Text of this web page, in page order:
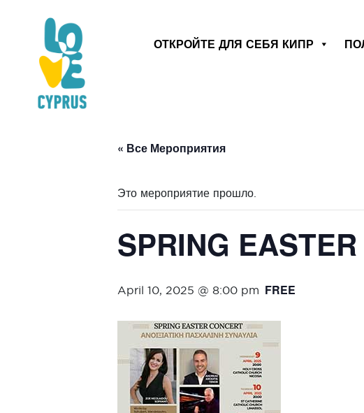
ОТКРОЙТЕ ДЛЯ СЕБЯ КИПР
« Все Мероприятия
Это мероприятие прошло.
SPRING
April 10, 2025 @ 8:00 pm FREE